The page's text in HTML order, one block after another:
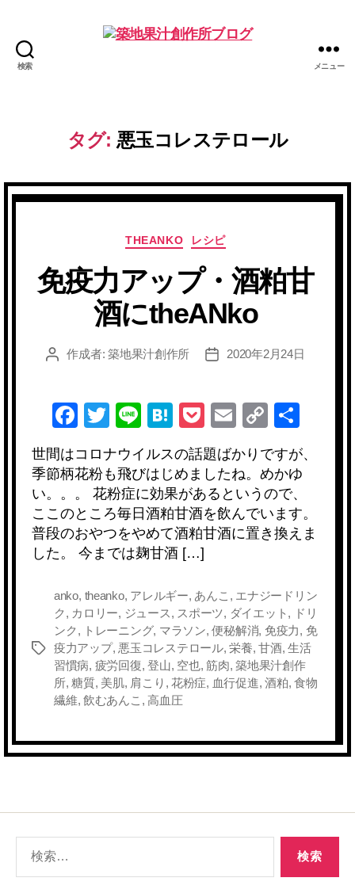
検索
汁
創
所
ブ
グ
メニュー
タグ: 悪玉コレステロール
カ
ゴ
リ
ー
THEANKO レシピ
免疫力アップ・酒粕甘
酒にtheANko
投
作成者:築地果汁創作所
投
2020年2月24日
F
c
e
b
o
o
k
T
wi
tt
er
Li
e
H
at
e
n
a
P
o
ck
et
E
ail
C
o
p
y
Li
n
共
有
世間はコロナウイルスの話題ばかりですが、
季節柄花粉も飛びはじめましたね。めかゆ
い。。。 花粉症に効果があるというので、
ここのところ毎日酒粕甘酒を飲んでいます。
普段のおやつをやめて酒粕甘酒に置き換えま
した。 今までは麹甘酒 […]
タ
anko, theanko, アレルギー, あんこ , エナジードリン
ク , カロリー, ジュース, スポーツ, ダイエット , ドリ
ンク , トレーニング, マラソン,便秘解消, 免疫力, 免
疫力アップ, 悪玉コレステロール,栄養,甘酒,生活
習慣病, 疲労回復,登山, 空也, 筋肉,築地果汁創作
所,糖質, 美肌, 肩こり , 花粉症, 血行促進,酒粕,食物
繊維, 飲むあんこ ,高血圧